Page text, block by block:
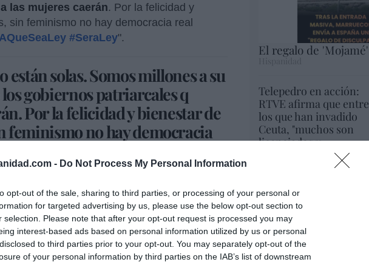
- Do Not Process My Personal Information
opt-out of the sale, sharing to third parties, or processing of your personal or
for targeted advertising by us, please use the below opt-out section to
selection. Please note that after your opt-out request is processed you may
interest-based ads based on personal information utilized by us or personal
to third parties prior to your opt-out. You may separately opt-out of the
of your personal information by third parties on the IAB’s list of downstream
las mujeres caerán. Por la felicidad y
sin feminismo no hay democracia real
#SeraLey".
solas. Somos millones a su
gobiernos patriarcales q
Por la felicidad y bienestar de
feminismo no hay democracia
Podemos, que ha señalado que “El Senado
aborto. Le dan la espalda al grito de
El aborto legal, libre y seguro llegará a
derecho a decidirsobre sus cuerpos.
El regalo de 'Mojamé'
Telepedro en acción:
RTVE afirma que entre
los que han invadido
Ceuta, "muchos son
licenciados y
diplomados, que están
huyendo de su país
Hispanidad
Cuando el orco llame a
tu puerta, ábresela
Redacción